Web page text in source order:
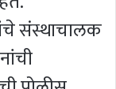
संस्थाचालक